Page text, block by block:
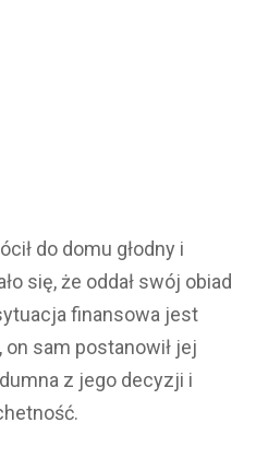
do domu głodny i
się, że oddał swój obiad
finansowa jest
on sam postanowił jej
z jego decyzji i